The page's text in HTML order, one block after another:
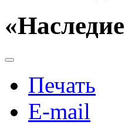
Печать
E-mail